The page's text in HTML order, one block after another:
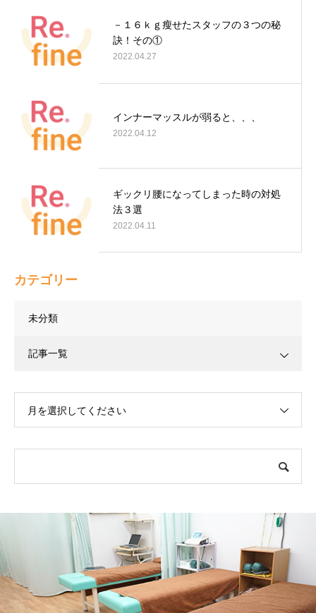
－１６ｋｇ瘦せたスタッフの３つの秘
訣！その①
2022.04.27
インナーマッスルが弱ると、、、
2022.04.12
ギックリ腰になってしまった時の対処
法３選
2022.04.11
カテゴリー
未分類
記事一覧
月を選択してください